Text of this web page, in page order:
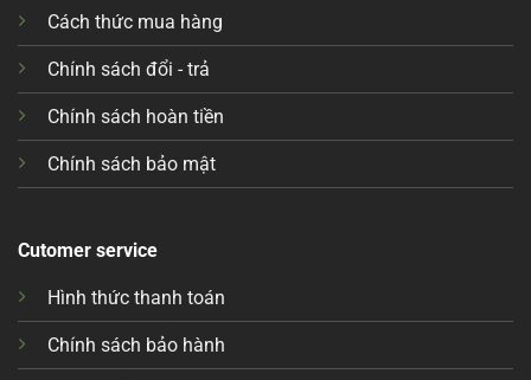
Cách thức mua hàng
Chính sách đổi - trả
Chính sách hoàn tiền
Chính sách bảo mật
Cutomer service
Hình thức thanh toán
Chính sách bảo hành